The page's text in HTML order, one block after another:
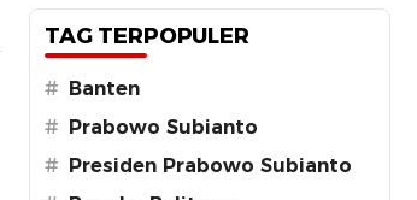
TAG TERPOPULER
# Banten
# Prabowo Subianto
# Presiden Prabowo Subianto